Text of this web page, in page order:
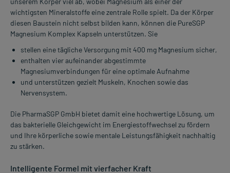
wichtigsten Mineralstoffe eine zentrale Rolle spielt. Da der Körper
diesen Baustein nicht selbst bilden kann, können die PureSGP
Magnesium Komplex Kapseln unterstützen. Sie
stellen eine tägliche Versorgung mit 400 mg Magnesium sicher,
enthalten vier aufeinander abgestimmte
Magnesiumverbindungen für eine optimale Aufnahme
und unterstützen gezielt Muskeln, Knochen sowie das
Nervensystem.
Die PharmaSGP GmbH bietet damit eine hochwertige Lösung, um
das bakterielle Gleichgewicht im Energiestoffwechsel zu fördern
und Ihre körperliche sowie mentale Leistungsfähigkeit nachhaltig
zu stärken.
Intelligente Formel mit vierfacher Kraft